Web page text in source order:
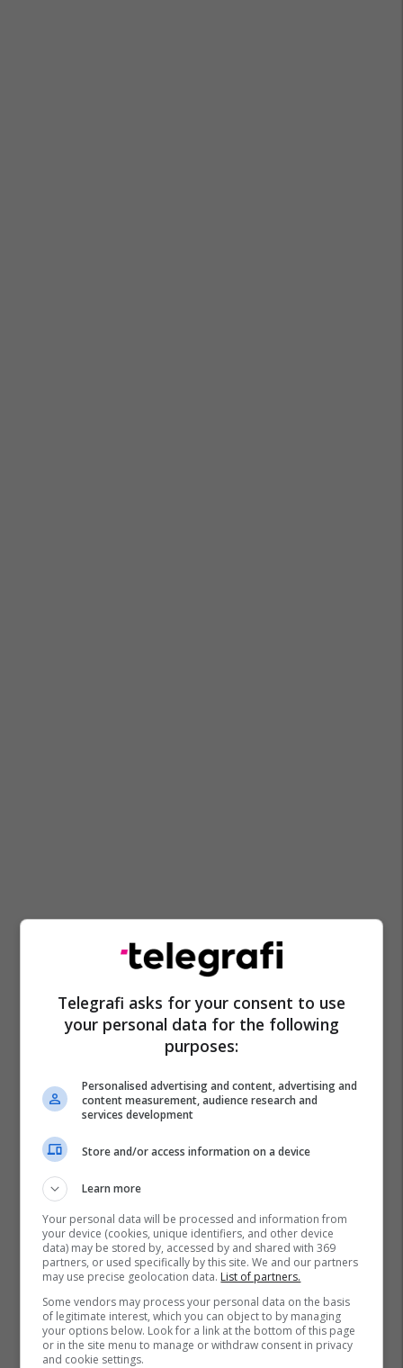
Alexander Chapman
Telegrafi asks for your consent to use
your personal data for the following
purposes:
Personalised advertising and content, advertising and
content measurement, audience research and
services development
Store and/or access information on a device
Learn more
Your personal data will be processed and information from
your device (cookies, unique identifiers, and other device
data) may be stored by, accessed by and shared with 369
partners, or used specifically by this site. We and our partners
may use precise geolocation data. List of partners.
Some vendors may process your personal data on the basis
of legitimate interest, which you can object to by managing
your options below. Look for a link at the bottom of this page
or in the site menu to manage or withdraw consent in privacy
and cookie settings.